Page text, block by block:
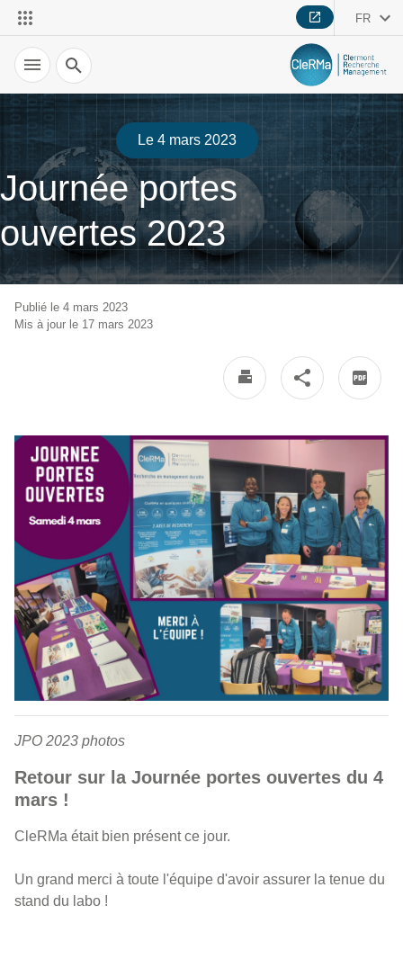
FR
Recherche
Le 4 mars 2023
Journée portes
ouvertes 2023
Publié le 4 mars 2023
Mis à jour le 17 mars 2023
JPO 2023 photos
Retour sur la Journée portes ouvertes du 4
mars !
CleRMa était bien présent ce jour.
Un grand merci à toute l'équipe d'avoir assurer la tenue du
stand du labo !